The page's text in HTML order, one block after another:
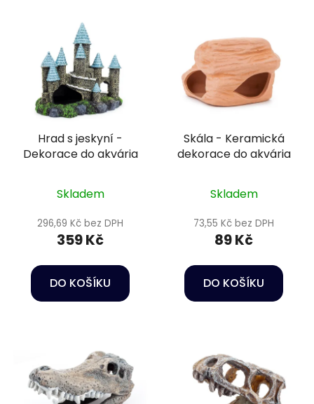
Hrad s jeskyní -
Dekorace do akvária
Skladem
296,69 Kč bez DPH
359 Kč
DO KOŠÍKU
Skála - Keramická
dekorace do akvária
Skladem
73,55 Kč bez DPH
89 Kč
DO KOŠÍKU